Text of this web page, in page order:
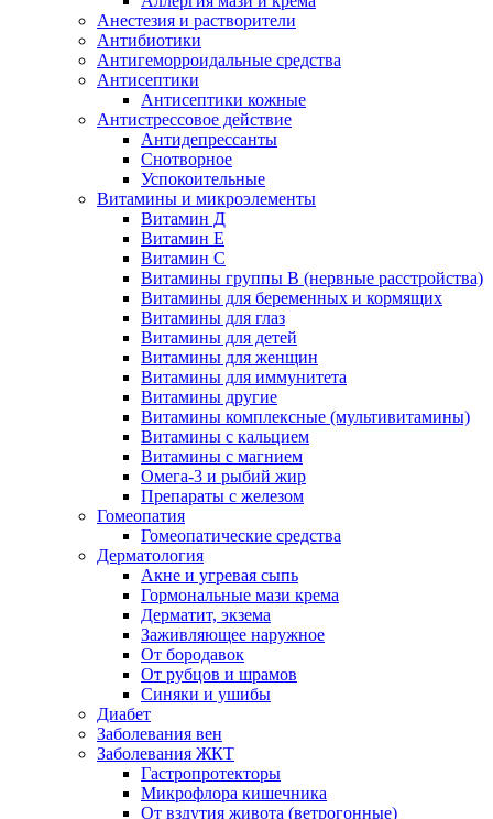
Анестезия и растворители
Антибиотики
Антигеморроидальные средства
Антисептики
Антисептики кожные
Антистрессовое действие
Антидепрессанты
Снотворное
Успокоительные
Витамины и микроэлементы
Витамин Д
Витамин Е
Витамин С
Витамины группы В (нервные расстройства)
Витамины для беременных и кормящих
Витамины для глаз
Витамины для детей
Витамины для женщин
Витамины для иммунитета
Витамины другие
Витамины комплексные (мультивитамины)
Витамины с кальцием
Витамины с магнием
Омега-3 и рыбий жир
Препараты с железом
Гомеопатия
Гомеопатические средства
Дерматология
Акне и угревая сыпь
Гормональные мази крема
Дерматит, экзема
Заживляющее наружное
От бородавок
От рубцов и шрамов
Синяки и ушибы
Диабет
Заболевания вен
Заболевания ЖКТ
Гастропротекторы
Микрофлора кишечника
От вздутия живота (ветрогонные)